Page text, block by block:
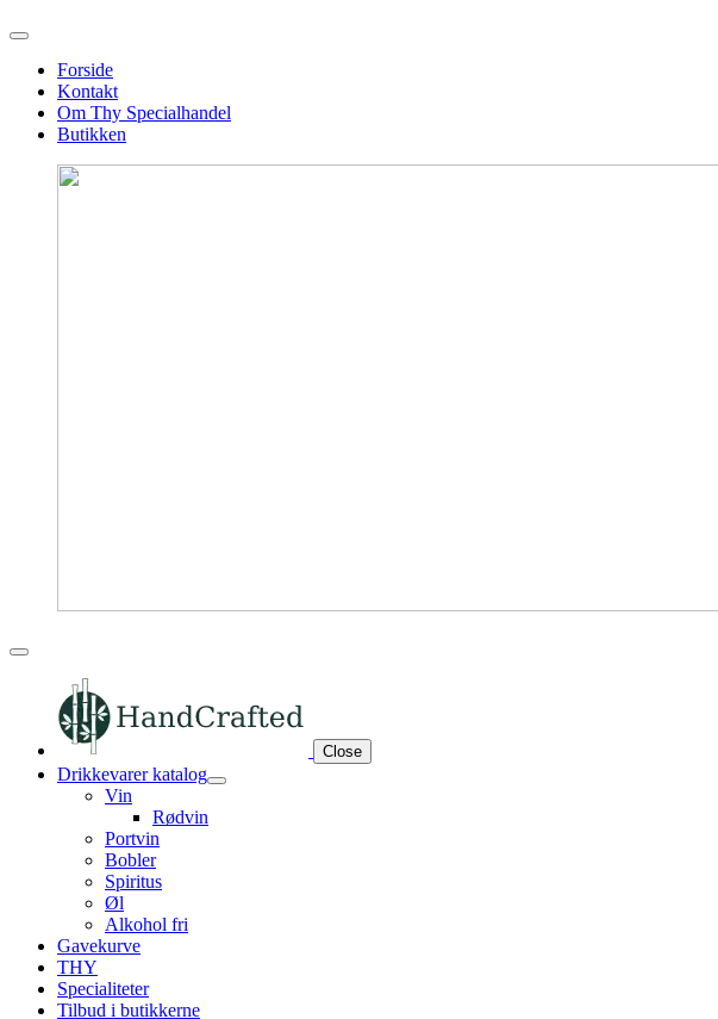
Forside
Kontakt
Om Thy Specialhandel
Butikken
Close
Drikkevarer katalog
Vin
Rødvin
Portvin
Bobler
Spiritus
Øl
Alkohol fri
Gavekurve
THY
Specialiteter
Tilbud i butikkerne